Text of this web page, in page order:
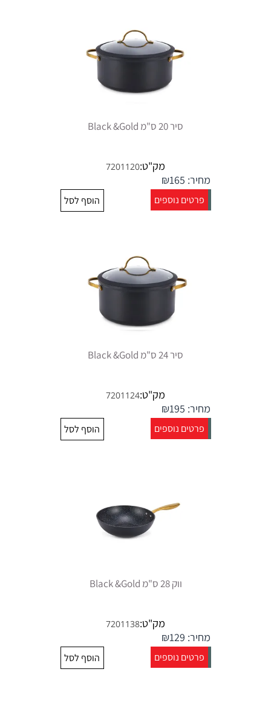
סיר 20 ס"מ Black &Gold
מק"ט:7201120
מחיר: ₪165
פרטים נוספים הוסף לסל
סיר 24 ס"מ Black &Gold
מק"ט:7201124
מחיר: ₪195
פרטים נוספים הוסף לסל
ווק 28 ס"מ Black &Gold
מק"ט:7201138
מחיר: ₪129
פרטים נוספים הוסף לסל